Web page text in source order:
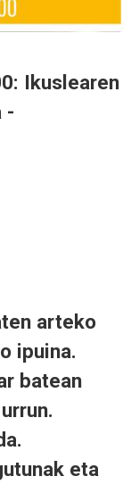
Ikuslearen
-
arteko
ipuina.
batean
eta